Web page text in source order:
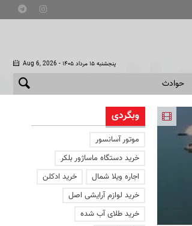
Aug 6, 2026 - پنجشنبه ۱۵ مرداد ۱۴۰۵
حوادث
وبگردی
موتور آسانسور
خرید دستگاه ماساژور بلکر
اجاره ویلا شمال
خرید ادکلن
خرید لوازم آرایشی اصل
خرید طلای آب شده